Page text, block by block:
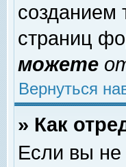
созданием
страниц
можете
Вернуться
» Как
Если вы не